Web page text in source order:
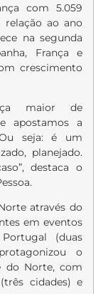
com 5.059
relação ao ano
na segunda
França e
crescimento
maior de
apostamos a
seja: é um
planejado.
destaca o
através do
em eventos
(duas
o
do Norte, com
cidades) e